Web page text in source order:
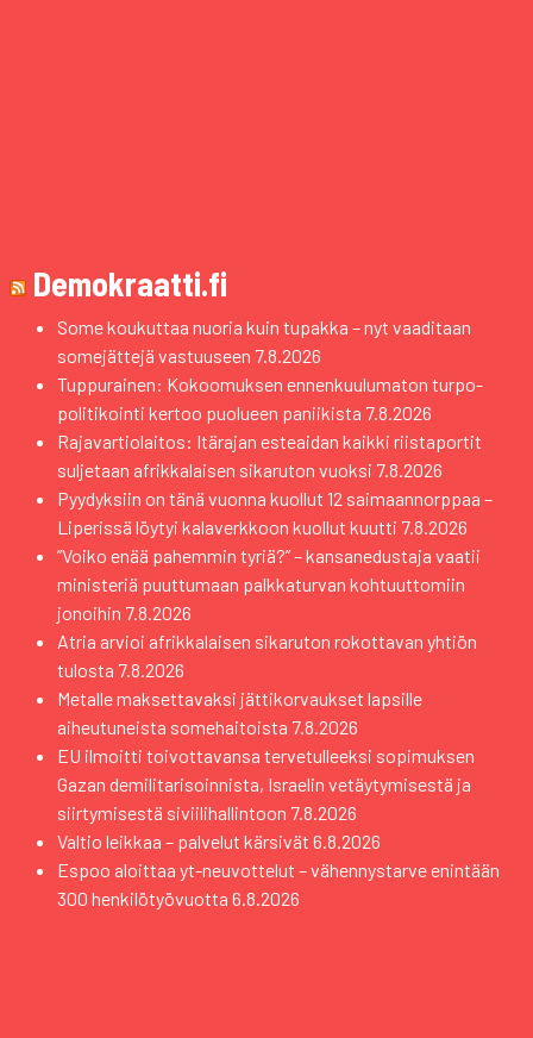
Demokraatti.fi
Some koukuttaa nuoria kuin tupakka – nyt vaaditaan
somejättejä vastuuseen 7.8.2026
Tuppurainen: Kokoomuksen ennenkuulumaton turpo-
politikointi kertoo puolueen paniikista 7.8.2026
Rajavartiolaitos: Itärajan esteaidan kaikki riistaportit
suljetaan afrikkalaisen sikaruton vuoksi 7.8.2026
Pyydyksiin on tänä vuonna kuollut 12 saimaannorppaa –
Liperissä löytyi kalaverkkoon kuollut kuutti 7.8.2026
”Voiko enää pahemmin tyriä?” – kansanedustaja vaatii
ministeriä puuttumaan palkkaturvan kohtuuttomiin
jonoihin 7.8.2026
Atria arvioi afrikkalaisen sikaruton rokottavan yhtiön
tulosta 7.8.2026
Metalle maksettavaksi jättikorvaukset lapsille
aiheutuneista somehaitoista 7.8.2026
EU ilmoitti toivottavansa tervetulleeksi sopimuksen
Gazan demilitarisoinnista, Israelin vetäytymisestä ja
siirtymisestä siviilihallintoon 7.8.2026
Valtio leikkaa – palvelut kärsivät 6.8.2026
Espoo aloittaa yt-neuvottelut – vähennystarve enintään
300 henkilötyövuotta 6.8.2026